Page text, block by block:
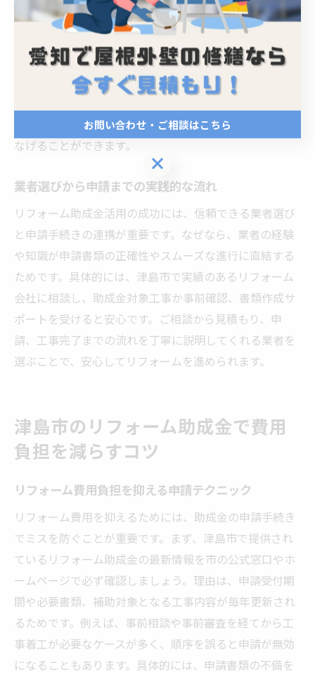
ール管理が欠かせません。その理由は、申請準備から審
査、着工まで複数の工程があるため、計画的な進行が必
要だからです。実践的な方法としては、申請書類作成や
必要書類の取得日、提出期限、審査結果の通知予定日な
により、期限超過や書類忘れを防ぎ、助成金の獲得につ
なげることができます。
業者選びから申請までの実践的な流れ
リフォーム助成金活用の成功には、信頼できる業者選び
と申請手続きの連携が重要です。なぜなら、業者の経験
や知識が申請書類の正確性やスムーズな進行に直結する
ためです。具体的には、津島市で実績のあるリフォーム
会社に相談し、助成金対象工事か事前確認、書類作成サ
ポートを受けると安心です。ご相談から見積もり、申
請、工事完了までの流れを丁寧に説明してくれる業者を
選ぶことで、安心してリフォームを進められます。
津島市のリフォーム助成金で費用
負担を減らすコツ
リフォーム費用負担を抑える申請テクニック
リフォーム費用を抑えるためには、助成金の申請手続き
でミスを防ぐことが重要です。まず、津島市で提供され
ているリフォーム助成金の最新情報を市の公式窓口やホ
ームページで必ず確認しましょう。理由は、申請受付期
間や必要書類、補助対象となる工事内容が毎年更新され
るためです。例えば、事前相談や事前審査を経てから工
事着工が必要なケースが多く、順序を誤ると申請が無効
になることもあります。具体的には、申請書類の不備を
お問い合わせ・ご相談はこちら
お問い合わせ・ご相談はこちら